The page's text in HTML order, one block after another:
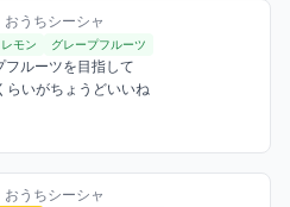
スを見る
うちシーシャ / 2026年2月24日
おうちシーシャ
バー
レモン グレープフルーツ
フルーツを目指して
いがちょうどいいね
スを見る
うちシーシャ / 2026年2月27日
おうちシーシャ
バー